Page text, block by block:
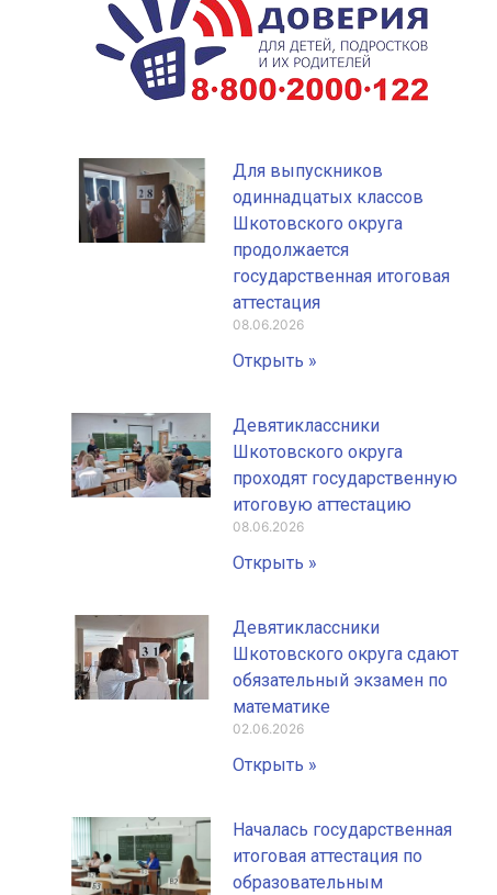
Для выпускников
одиннадцатых классов
Шкотовского округа
продолжается
государственная итоговая
аттестация
08.06.2026
Открыть »
Девятиклассники
Шкотовского округа
проходят государственную
итоговую аттестацию
08.06.2026
Открыть »
Девятиклассники
Шкотовского округа сдают
обязательный экзамен по
математике
02.06.2026
Открыть »
Началась государственная
итоговая аттестация по
образовательным